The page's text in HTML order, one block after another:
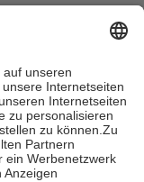
Höhe von zehn
als die tatsächlichen
Apotheken.
beträgt die
Euro je
Gesundheit zu